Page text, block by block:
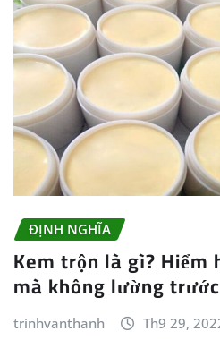
ĐỊNH NGHĨA
Kem trộn là gì?
mà không lường
trinhvanthanh Th9 29,